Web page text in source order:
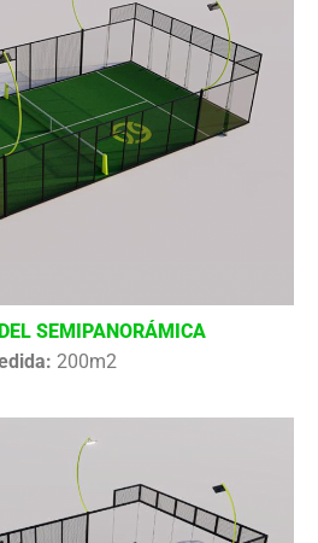
SEMIPANORÁMICA
200m2